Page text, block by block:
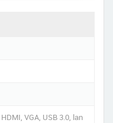
VGA, USB 3.0, lan